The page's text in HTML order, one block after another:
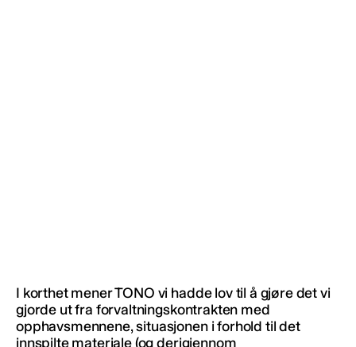
I korthet mener TONO vi hadde lov til å gjøre det vi
gjorde ut fra forvaltningskontrakten med
opphavsmennene, situasjonen i forhold til det
innspilte materiale (og derigjennom